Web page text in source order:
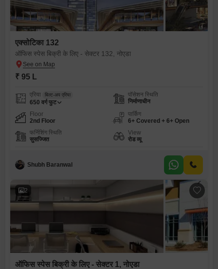
एक्सोटिका 132
ऑफिस स्पेस बिक्री के लिए - सेक्टर 132, नोएडा
₹ 95 L
एरिया बिल्ट-अप एरिया
650 वर्ग फुट
पॉसेशन स्थिति
निर्माणाधीन
Floor
2nd Floor
पार्किंग
6+ Covered + 6+ Open
फर्निशिंग स्थिति
सुसज्जित
View
रोड व्यू
Shubh Baranwal
2
ऑफिस स्पेस बिक्री के लिए - सेक्टर 1, नोएडा